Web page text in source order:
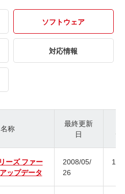
ソフトウェア
対応情報
名称
最終更新
日
ジ
ーズ ファー
ップデータ
2008/05/
26